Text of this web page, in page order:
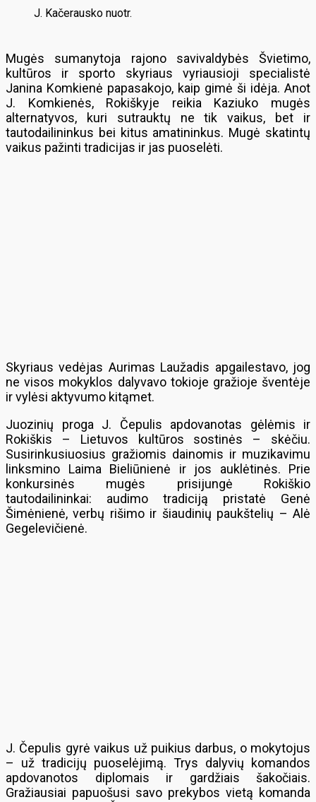
J. Kačerausko nuotr.
Mugės sumanytoja rajono savivaldybės Švietimo,
kultūros ir sporto skyriaus vyriausioji specialistė
Janina Komkienė papasakojo, kaip gimė ši idėja. Anot
J. Komkienės, Rokiškyje reikia Kaziuko mugės
alternatyvos, kuri sutrauktų ne tik vaikus, bet ir
tautodailininkus bei kitus amatininkus. Mugė skatintų
vaikus pažinti tradicijas ir jas puoselėti.
Skyriaus vedėjas Aurimas Laužadis apgailestavo, jog
ne visos mokyklos dalyvavo tokioje gražioje šventėje
ir vylėsi aktyvumo kitąmet.
Juozinių proga J. Čepulis apdovanotas gėlėmis ir
Rokiškis – Lietuvos kultūros sostinės – skėčiu.
Susirinkusiuosius gražiomis dainomis ir muzikavimu
linksmino Laima Bieliūnienė ir jos auklėtinės. Prie
konkursinės mugės prisijungė Rokiškio
tautodailininkai: audimo tradiciją pristatė Genė
Šimėnienė, verbų rišimo ir šiaudinių paukštelių – Alė
Gegelevičienė.
J. Čepulis gyrė vaikus už puikius darbus, o mokytojus
– už tradicijų puoselėjimą. Trys dalyvių komandos
apdovanotos diplomais ir gardžiais šakočiais.
Gražiausiai papuošusi savo prekybos vietą komanda